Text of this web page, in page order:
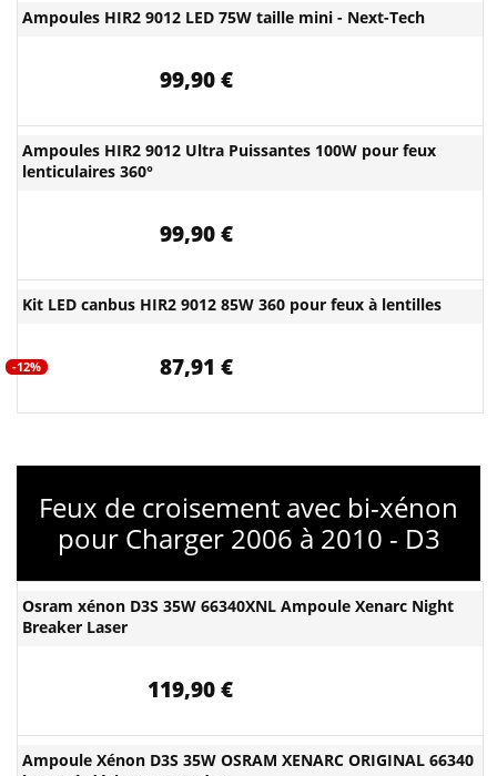
Ampoules HIR2 9012 LED 75W taille mini - Next-Tech
99,90 €
Ampoules HIR2 9012 Ultra Puissantes 100W pour feux
lenticulaires 360°
99,90 €
Kit LED canbus HIR2 9012 85W 360 pour feux à lentilles
-12% 87,91 €
Feux de croisement avec bi-xénon
pour Charger 2006 à 2010 - D3
Osram xénon D3S 35W 66340XNL Ampoule Xenarc Night
Breaker Laser
119,90 €
Ampoule Xénon D3S 35W OSRAM XENARC ORIGINAL 66340